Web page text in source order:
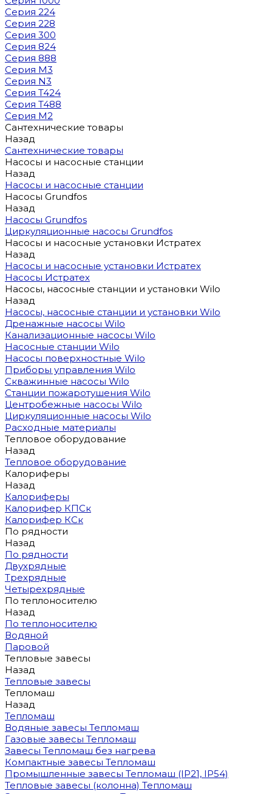
Серия 224
Серия 228
Серия 300
Серия 824
Серия 888
Серия M3
Серия N3
Серия T424
Серия T488
Серия М2
Сантехнические товары
Назад
Сантехнические товары
Насосы и насосные станции
Назад
Насосы и насосные станции
Насосы Grundfos
Назад
Насосы Grundfos
Циркуляционные насосы Grundfos
Насосы и насосные установки Истратех
Назад
Насосы и насосные установки Истратех
Насосы Истратех
Насосы, насосные станции и установки Wilo
Назад
Насосы, насосные станции и установки Wilo
Дренажные насосы Wilo
Канализационные насосы Wilo
Насосные станции Wilo
Насосы поверхностные Wilo
Приборы управления Wilo
Скважинные насосы Wilo
Станции пожаротушения Wilo
Центробежные насосы Wilo
Циркуляционные насосы Wilo
Расходные материалы
Тепловое оборудование
Назад
Тепловое оборудование
Калориферы
Назад
Калориферы
Калорифер КПСк
Калорифер КСк
По рядности
Назад
По рядности
Двухрядные
Трехрядные
Четырехрядные
По теплоносителю
Назад
По теплоносителю
Водяной
Паровой
Тепловые завесы
Назад
Тепловые завесы
Тепломаш
Назад
Тепломаш
Водяные завесы Тепломаш
Газовые завесы Тепломаш
Завесы Тепломаш без нагрева
Компактные завесы Тепломаш
Промышленные завесы Тепломаш (IP21, IP54)
Тепловые завесы (колонна) Тепломаш